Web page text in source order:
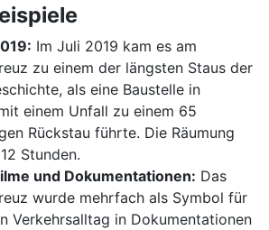
Im Juli 2019 kam es am
zu einem der längsten Staus der
als eine Baustelle in
einem Unfall zu einem 65
Rückstau führte. Die Räumung
Stunden.
und Dokumentationen: Das
wurde mehrfach als Symbol für
Verkehrsalltag in Dokumentationen